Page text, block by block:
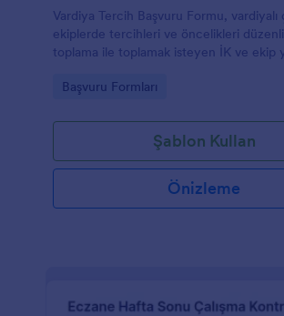
Vardiya Tercih Başvuru Formu, vardiyalı
ekiplerde tercihleri ve öncelikleri
toplama ile toplamak isteyen İK ve ekip
şablonu sunar.
Go to Category:
Başvuru Formları
Şablon Kullan
Önizleme